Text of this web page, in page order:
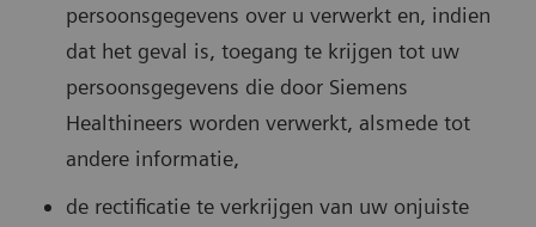
persoonsgegevens over u verwerkt en, indien
dat het geval is, toegang te krijgen tot uw
persoonsgegevens die door Siemens
Healthineers worden verwerkt, alsmede tot
andere informatie,
de rectificatie te verkrijgen van uw onjuiste